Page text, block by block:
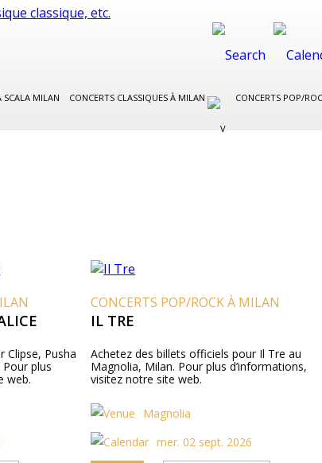
SCALA MILAN CONCERTS CLASSIQUES À MILAN CONCERTS POP/
Clipse, Pusha
plus
web.
CONCERTS POP/ROCK À MILAN
IL TRE
Achetez des billets officiels pour Il Tre au
Magnolia, Milan. Pour plus d’informations,
visitez notre site web.
Magnolia
mer. 02 sept. 2026